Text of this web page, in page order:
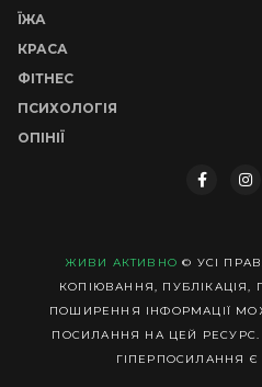
ЇЖА
КРАСА
ФІТНЕС
ПСИХОЛОГІЯ
ОПІНІЇ
ЖИВИ АКТИВНО © УСІ
КОПІЮВАННЯ, ПУБЛІКАЦІЯ,
ПОШИРЕННЯ ІНФОРМАЦІЇ
ПОСИЛАННЯ НА ЦЕЙ РЕСУРС.
ГІПЕРПОСИЛАННЯ